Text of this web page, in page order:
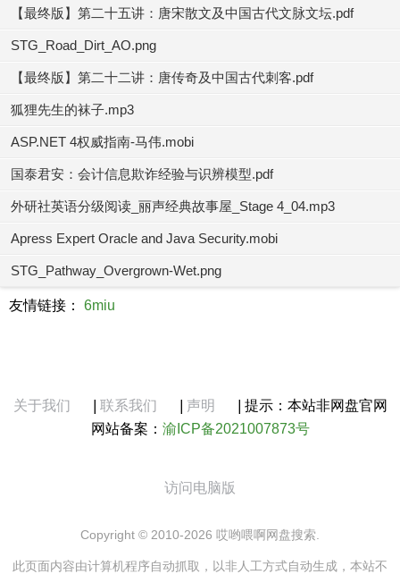
【最终版】第二十五讲：唐宋散文及中国古代文脉文坛.pdf
STG_Road_Dirt_AO.png
【最终版】第二十二讲：唐传奇及中国古代刺客.pdf
狐狸先生的袜子.mp3
ASP.NET 4权威指南-马伟.mobi
国泰君安：会计信息欺诈经验与识辨模型.pdf
外研社英语分级阅读_丽声经典故事屋_Stage 4_04.mp3
Apress Expert Oracle and Java Security.mobi
STG_Pathway_Overgrown-Wet.png
友情链接： 6miu
关于我们 联系我们 声明
提示：本站非网盘官网
网站备案： 渝ICP备2021007873号
访问电脑版
Copyright © 2010-2026 哎哟喂啊网盘搜索.
此页面内容由计算机程序自动抓取，以非人工方式自动生成，本站不